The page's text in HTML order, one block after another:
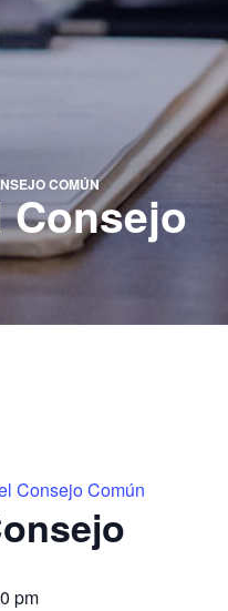
COMÚN
Consejo
Consejo Común
pm